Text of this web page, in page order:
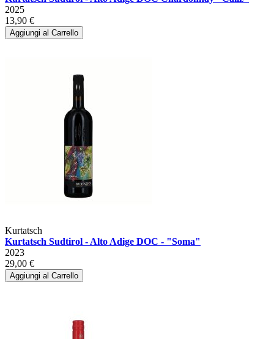
2025
13,90 €
Aggiungi al Carrello
Kurtatsch
Kurtatsch Sudtirol - Alto Adige DOC - "Soma"
2023
29,00 €
Aggiungi al Carrello